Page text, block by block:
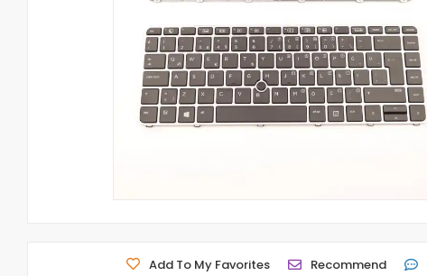
Add To My Favorites Recommend